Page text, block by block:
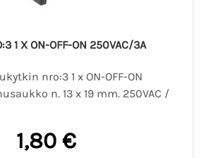
KEINUKYTKIN NRO:3 1 X ON-OFF-ON 250VAC/3A
nro:3 1 x ON-OFF-ON
n. 13 x 19 mm. 250VAC /
1,80 €